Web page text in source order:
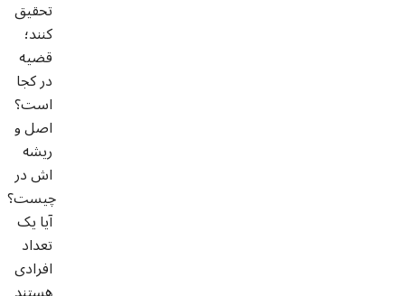
تحقیق
کنند؛
قضیه
در کجا
است؟
اصل و
ریشه
اش در
چیست؟
آیا یک
تعداد
افرادی